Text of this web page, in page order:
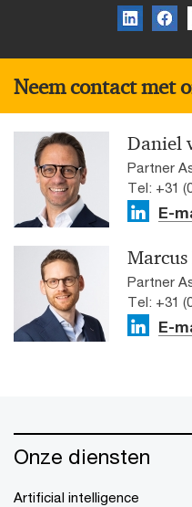
Neem contact met
Daniel
Partner
Tel: +31
E-
Partner
Tel: +31
E-
Onze diensten
Artificial intelligence